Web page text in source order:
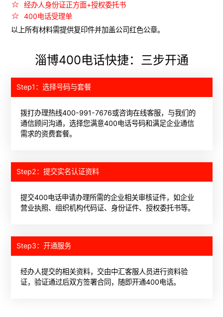
经办人身份证正方面+授权委托书
400电话受理单
以上所有材料需提供复印件并加盖公司红色公章。
淄博400电话快捷：三步开通
Step1：选择号码与套餐
拨打办理热线400-991-7676或咨询在线客服，与我们的
通信顾问沟通，选择您满意400电话号码和满足企业通信
需求的资费套餐。
Step2：提交实名认证资料
提交400电话申请办理所需的企业相关审核证件，如企业
营业执照、组织机构代码证、身份证件、授权委托书等。
Step3：开通服务
经办人提交的相关资料，交由中汇客服人员进行资料验
证，验证通过后双方签署合同，随即开通400电话。